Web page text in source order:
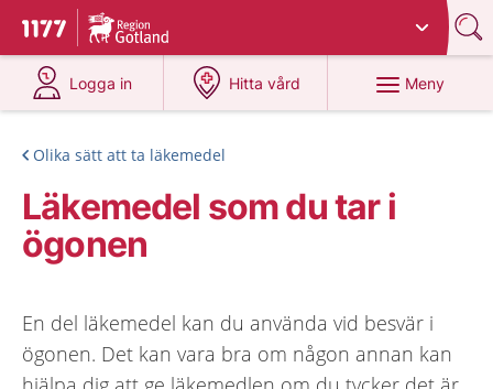
Till startsidan för 1177
Du har valt region
Logga in
på 1177.se
Hitta vård
på 1177.se
Meny
Olika sätt att ta läkemedel
Läkemedel som du tar i
ögonen
En del läkemedel kan du använda vid besvär i
ögonen. Det kan vara bra om någon annan kan